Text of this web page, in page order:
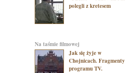
polegli z kretesem
na taśmie filmowej
Jak się żyje w
Chojnicach. Fragmenty
programu TV.